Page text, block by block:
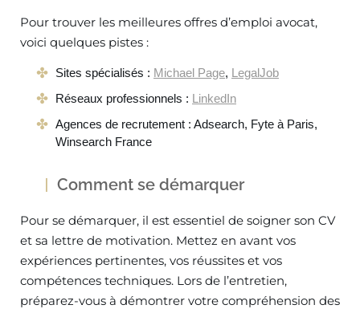
Pour trouver les meilleures offres d’emploi avocat,
voici quelques pistes :
Sites spécialisés : Michael Page, LegalJob
Réseaux professionnels : LinkedIn
Agences de recrutement : Adsearch, Fyte à Paris,
Winsearch France
Comment se démarquer
Pour se démarquer, il est essentiel de soigner son CV
et sa lettre de motivation. Mettez en avant vos
expériences pertinentes, vos réussites et vos
compétences techniques. Lors de l’entretien,
préparez-vous à démontrer votre compréhension des